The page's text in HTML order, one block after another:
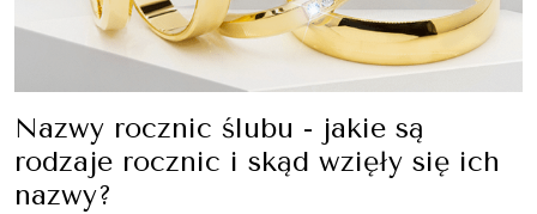
Nazwy rocznic ślubu - jakie są
rodzaje rocznic i skąd wzięły się ich
nazwy?